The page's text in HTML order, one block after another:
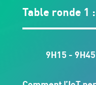
Table ronde 1
9H15 - 9H45